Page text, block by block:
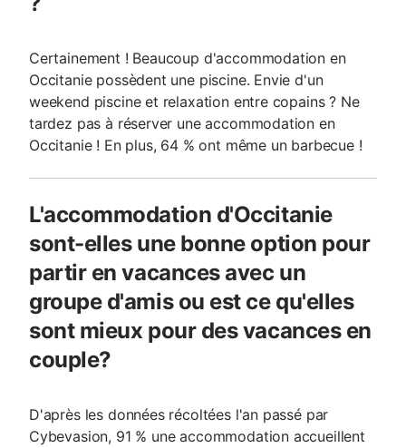
Certainement ! Beaucoup d'accommodation en
Occitanie possèdent une piscine. Envie d'un
weekend piscine et relaxation entre copains ? Ne
tardez pas à réserver une accommodation en
Occitanie ! En plus, 64 % ont même un barbecue !
L'accommodation d'Occitanie
sont-elles une bonne option pour
partir en vacances avec un
groupe d'amis ou est ce qu'elles
sont mieux pour des vacances en
couple?
D'après les données récoltées l'an passé par
Cybevasion, 91 % une accommodation accueillent